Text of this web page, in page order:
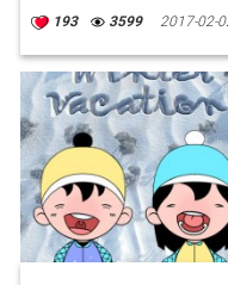
193 3599 2017-02-